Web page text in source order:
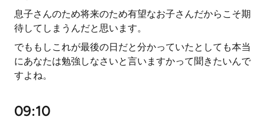
息子さんのため将来のため有望なお子さんだからこそ期
待してしまうんだと思います。
でももしこれが最後の日だと分かっていたとしても本当
にあなたは勉強しなさいと言いますかって聞きたいんで
すよね。
09:10